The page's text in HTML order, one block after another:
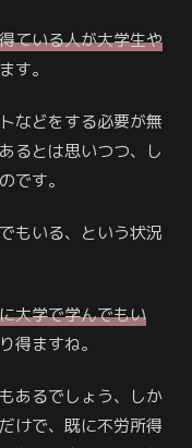
ている人が大学生や
す。
などをする必要が無
るとは思いつつ、し
です。
もいる、という状況
大学で学んでもい
得ますね。
あるでしょう、しか
けで、既に不労所得